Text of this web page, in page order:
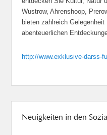
Wustrow, Ahrenshoop,
bieten zahlreich Gelegenheit
abenteuerlichen
http://www.exklusive-darss-
Neuigkeiten in den